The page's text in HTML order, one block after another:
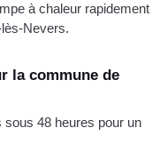
à chaleur rapidement
Nevers.
la commune de
48 heures pour un